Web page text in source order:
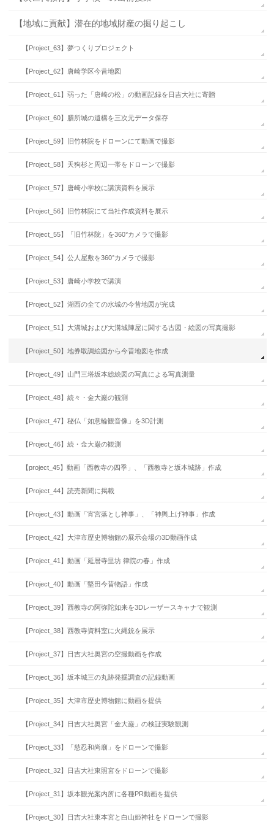
【地域に貢献】潜在的地域財産の掘り起こし
【Project_63】夢つくりプロジェクト
【Project_62】唐崎学区今昔地図
【Project_61】弱った「唐崎の松」の動画記録を日吉大社に寄贈
【Project_60】膳所城の遺構を三次元データ保存
【Project_59】旧竹林院をドローンにて動画で撮影
【Project_58】天狗杉と周辺一帯をドローンで撮影
【Project_57】唐崎小学校に講演資料を展示
【Project_56】旧竹林院にて当社作成資料を展示
【Project_55】「旧竹林院」を360°カメラで撮影
【Project_54】公人屋敷を360°カメラで撮影
【Project_53】唐崎小学校で講演
【Project_52】湖西の全ての水城の今昔地図が完成
【Project_51】大溝城および大溝城陣屋に関する古図・絵図の写真撮影
【Project_50】地券取調絵図から今昔地図を作成
【Project_49】山門三塔坂本総絵図の写真による写真測量
【Project_48】続々・金大巖の観測
【Project_47】秘仏「如意輪観音像」を3D計測
【Project_46】続・金大巌の観測
【project_45】動画「西教寺の四季」、「西教寺と坂本城跡」作成
【Project_44】読売新聞に掲載
【Project_43】動画「宵宮落とし神事」、「神輿上げ神事」作成
【Project_42】大津市歴史博物館の展示会場の3D動画作成
【Project_41】動画「延暦寺里坊 律院の春」作成
【Project_40】動画「堅田今昔物語」作成
【Project_39】西教寺の阿弥陀如来を3Dレーザースキャナで観測
【Project_38】西教寺資料室に火縄銃を展示
【Project_37】日吉大社奥宮の空撮動画を作成
【Project_36】坂本城三の丸跡発掘調査の記録動画
【Project_35】大津市歴史博物館に動画を提供
【Project_34】日吉大社奥宮「金大巌」の検証実験観測
【Project_33】「慈忍和尚廟」をドローンで撮影
【Project_32】日吉大社東照宮をドローンで撮影
【Project_31】坂本観光案内所に各種PR動画を提供
【Project_30】日吉大社東本宮と白山姫神社をドローンで撮影